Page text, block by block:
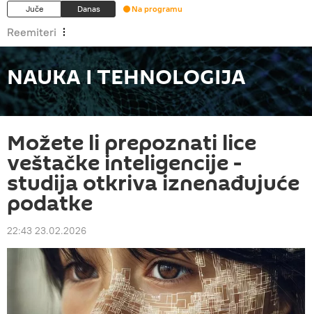
Juče Danas Na programu
Reemiteri
NAUKA I TEHNOLOGIJA
Možete li prepoznati lice
veštačke inteligencije -
studija otkriva iznenađujuće
podatke
22:43 23.02.2026